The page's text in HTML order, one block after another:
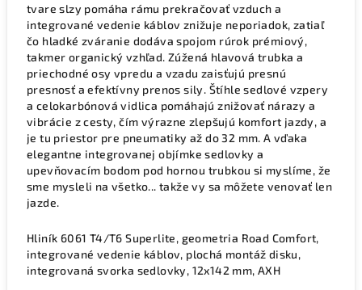
tvare slzy pomáha rámu prekračovať vzduch a
integrované vedenie káblov znižuje neporiadok, zatiaľ
čo hladké zváranie dodáva spojom rúrok prémiový,
takmer organický vzhľad. Zúžená hlavová trubka a
priechodné osy vpredu a vzadu zaisťujú presnú
presnosť a efektívny prenos sily. Štíhle sedlové vzpery
a celokarbónová vidlica pomáhajú znižovať nárazy a
vibrácie z cesty, čím výrazne zlepšujú komfort jazdy, a
je tu priestor pre pneumatiky až do 32 mm. A vďaka
elegantne integrovanej objímke sedlovky a
upevňovacím bodom pod hornou trubkou si myslíme, že
sme mysleli na všetko... takže vy sa môžete venovať len
jazde.
Hliník 6061 T4/T6 Superlite, geometria Road Comfort,
integrované vedenie káblov, plochá montáž disku,
integrovaná svorka sedlovky, 12x142 mm, AXH